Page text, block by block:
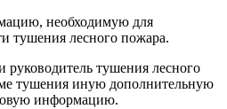
необходимую для
тушения лесного пожара.
руководитель тушения лесного
тушения иную дополнительную
информацию.